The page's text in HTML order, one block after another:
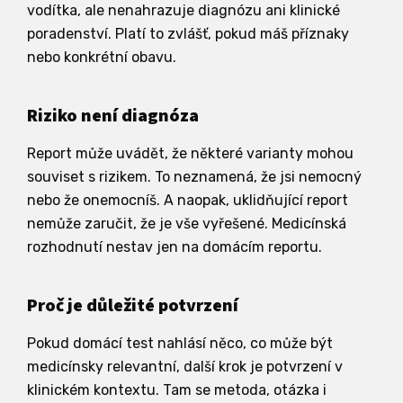
vodítka, ale nenahrazuje diagnózu ani klinické
poradenství. Platí to zvlášť, pokud máš příznaky
nebo konkrétní obavu.
Riziko není diagnóza
Report může uvádět, že některé varianty mohou
souviset s rizikem. To neznamená, že jsi nemocný
nebo že onemocníš. A naopak, uklidňující report
nemůže zaručit, že je vše vyřešené. Medicínská
rozhodnutí nestav jen na domácím reportu.
Proč je důležité potvrzení
Pokud domácí test nahlásí něco, co může být
medicínsky relevantní, další krok je potvrzení v
klinickém kontextu. Tam se metoda, otázka i